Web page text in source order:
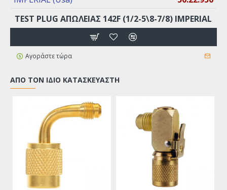
TEST PLUG ΑΠΩΛΕΙΑΣ 142F (1/2-5\8-7/8) IMPERIAL
Αγοράστε τώρα
ΑΠΌ ΤΟΝ ΊΔΙΟ ΚΑΤΑΣΚΕΥΑΣΤΉ